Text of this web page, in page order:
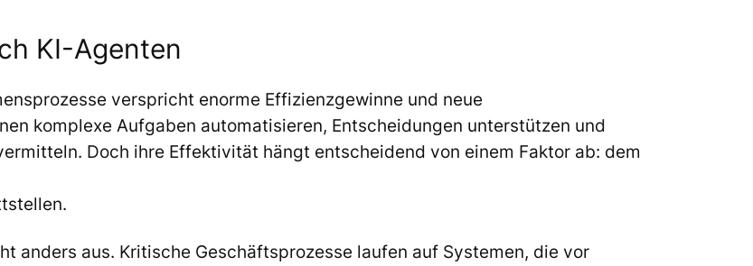
KI-Agenten
verspricht enorme Effizienzgewinne und neue
komplexe Aufgaben automatisieren, Entscheidungen unterstützen und
Doch ihre Effektivität hängt entscheidend von einem Faktor ab: dem
anders aus. Kritische Geschäftsprozesse laufen auf Systemen, die vor